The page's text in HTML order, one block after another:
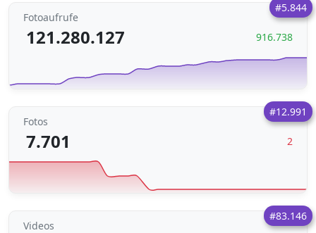
#5.844
Fotoaufrufe
121.280.127 916.738
#12.991
Fotos
7.701 2
#83.146
Videos